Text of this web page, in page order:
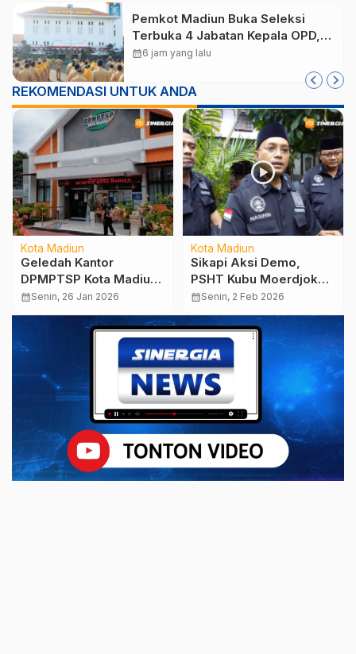
Pemkot Madiun Buka Seleksi
Terbuka 4 Jabatan Kepala OPD,
Pendaftaran Dibuka hingga 16
calendar_month6 jam yang lalu
REKOMENDASI UNTUK ANDA
Kota Madiun
Geledah Kantor
DPMPTSP Kota Madiun,
KPK Sita Dokumen
hingga Uang Tunai
Ratusan Juta Rupiah
calendar_monthSenin, 26 Jan 2026
Kota Madiun
Sikapi Aksi Demo,
PSHT Kubu Moerdjoko :
Hormati Upaya Hukum
di Pengadilan
calendar_monthSenin, 2 Feb 2026